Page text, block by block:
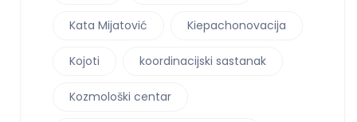
Kata Mijatović Kiepachonovacija
Kojoti koordinacijski sastanak
Kozmološki centar